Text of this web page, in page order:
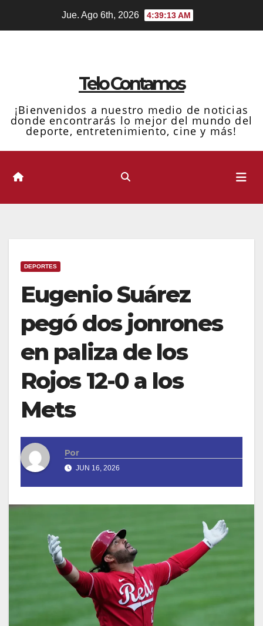
Jue. Ago 6th, 2026 4:39:13 AM
Telo Contamos
¡Bienvenidos a nuestro medio de noticias
donde encontrarás lo mejor del mundo del
deporte, entretenimiento, cine y más!
DEPORTES
Eugenio Suárez
pegó dos jonrones
en paliza de los
Rojos 12-0 a los
Mets
Por
JUN 16, 2026